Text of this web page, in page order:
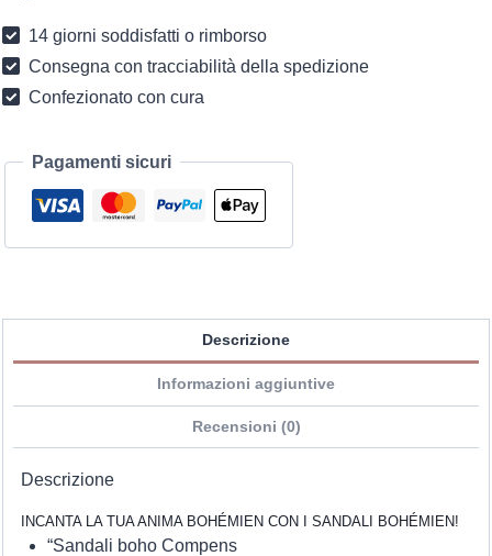
14 giorni soddisfatti o rimborso
Consegna con tracciabilità della spedizione
Confezionato con cura
Pagamenti sicuri
Descrizione
Informazioni aggiuntive
Recensioni (0)
Descrizione
INCANTA LA TUA ANIMA BOHÉMIEN CON I SANDALI BOHÉMIEN!
“Sandali boho Compens